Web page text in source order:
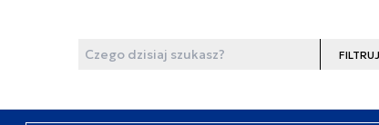
Wyszukaj
Filtruj